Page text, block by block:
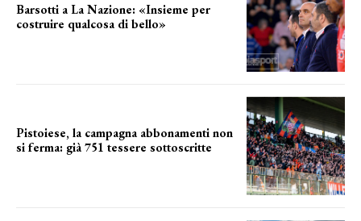
Barsotti a La Nazione: «Insieme per
costruire qualcosa di bello»
Pistoiese, la campagna abbonamenti non
si ferma: già 751 tessere sottoscritte